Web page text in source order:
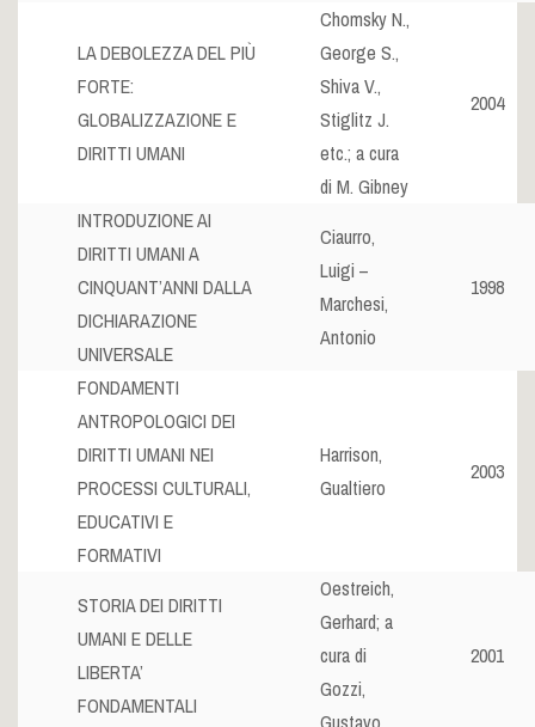
LA DEBOLEZZA DEL PIÙ
FORTE:
GLOBALIZZAZIONE E
DIRITTI UMANI
Chomsky N.,
George S.,
Shiva V.,
Stiglitz J.
etc.; a cura
di M. Gibney
2004
INTRODUZIONE AI
DIRITTI UMANI A
CINQUANT’ANNI DALLA
DICHIARAZIONE
UNIVERSALE
Ciaurro,
Luigi –
Marchesi,
Antonio
1998
FONDAMENTI
ANTROPOLOGICI DEI
DIRITTI UMANI NEI
PROCESSI CULTURALI,
EDUCATIVI E
FORMATIVI
Harrison,
Gualtiero
2003
STORIA DEI DIRITTI
UMANI E DELLE
LIBERTA’
FONDAMENTALI
Oestreich,
Gerhard; a
cura di
Gozzi,
Gustavo
2001